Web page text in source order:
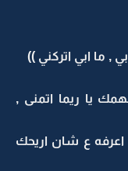
ما ابي اتركني ))
يا ريما اتمنى ,
ع شان اريحك